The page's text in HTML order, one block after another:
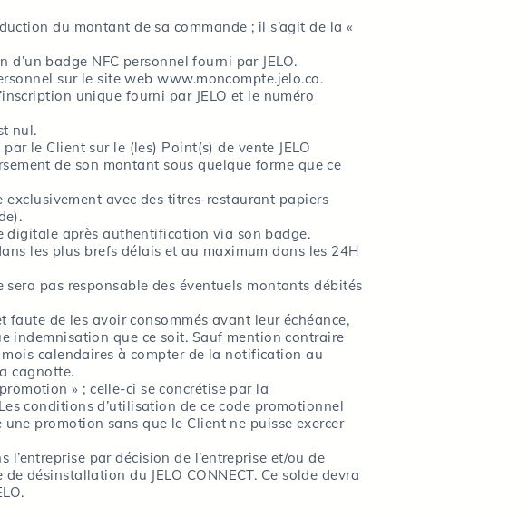
du montant de sa commande ; il s’agit de la «
badge NFC personnel fourni par JELO.
sur le site web www.moncompte.jelo.co.
unique fourni par JELO et le numéro
nul.
le Client sur le (les) Point(s) de vente JELO
de son montant sous quelque forme que ce
avec des titres-restaurant papiers
digitale après authentification via son badge.
les plus brefs délais et au maximum dans les 24H
pas responsable des éventuels montants débités
de les avoir consommés avant leur échéance,
indemnisation que ce soit. Sauf mention contraire
calendaires à compter de la notification au
cagnotte.
» ; celle-ci se concrétise par la
conditions d’utilisation de ce code promotionnel
une promotion sans que le Client ne puisse exercer
l’entreprise par décision de l’entreprise et/ou de
désinstallation du JELO CONNECT. Ce solde devra